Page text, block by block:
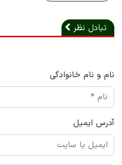
تبادل نظر
نام و نام خانوادگی
آدرس ایمیل